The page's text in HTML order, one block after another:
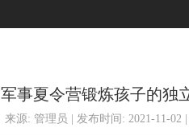
军事夏令营锻炼孩子的独
来源: 管理员 | 发布时间: 2021-11-02